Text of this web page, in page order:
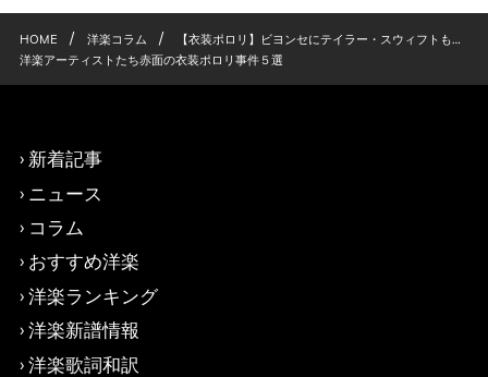
HOME / 洋楽コラム /
【衣装ポロリ】ビヨンセにテイラー・スウィフトも…
洋楽アーティストたち赤面の衣装ポロリ事件５選
新着記事
ニュース
コラム
おすすめ洋楽
洋楽ランキング
洋楽新譜情報
洋楽歌詞和訳